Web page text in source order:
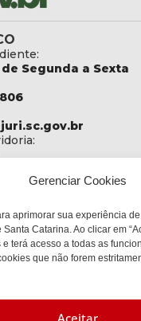
Gerenciar Cookies
aprimorar sua experiência
Catarina. Ao clicar em
terá acesso a todas as
que não forem
Aceitar
de Segunda a Sexta
1214 - Loja 06
- SC